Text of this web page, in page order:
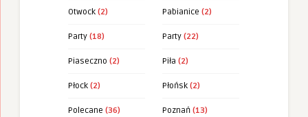
Otwock (2) Pabianice (2)
Party (18) Party (22)
Piaseczno (2) Piła (2)
Płock (2) Płońsk (2)
Polecane (36) Poznań (13)